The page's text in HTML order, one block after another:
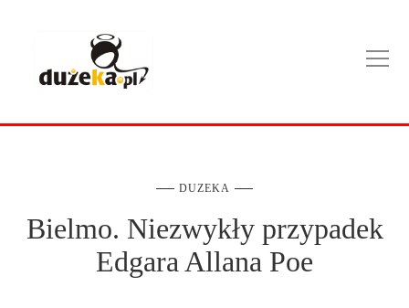
DUZEKA
Bielmo. Niezwykły przypadek
Edgara Allana Poe